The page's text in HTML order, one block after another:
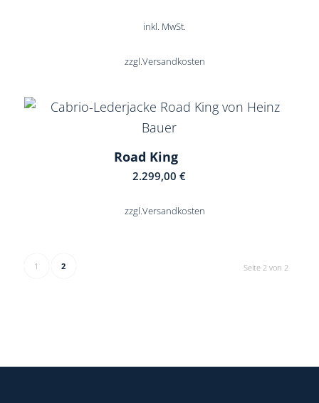
inkl. MwSt.
zzgl.Versandkosten
Road King
2.299,00€
zzgl.Versandkosten
Seite 2 von 2
1 2